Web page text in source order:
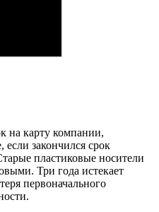
на карту компании,
если закончился срок
пластиковые носители
Три года истекает
первоначального